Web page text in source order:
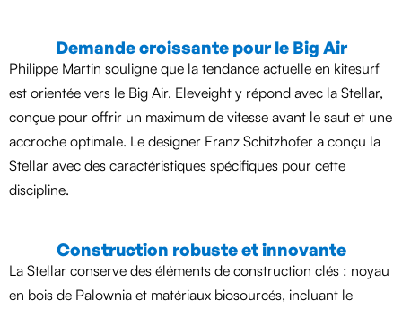
Demande croissante pour le Big Air
Philippe Martin souligne que la tendance actuelle en kitesurf
est orientée vers le Big Air. Eleveight y répond avec la Stellar,
conçue pour offrir un maximum de vitesse avant le saut et une
accroche optimale. Le designer Franz Schitzhofer a conçu la
Stellar avec des caractéristiques spécifiques pour cette
discipline.
Construction robuste et innovante
La Stellar conserve des éléments de construction clés : noyau
en bois de Palownia et matériaux biosourcés, incluant le